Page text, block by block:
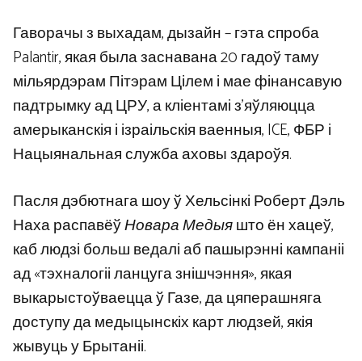
Гаворачы з выхадам, дызайн – гэта спроба
Palantir, якая была заснавана 20 гадоў таму
мільярдэрам Пітэрам Цілем і мае фінансавую
падтрымку ад ЦРУ, а кліентамі з’яўляюцца
амерыканскія і ізраільскія ваенныя, ICE, ФБР і
Нацыянальная служба аховы здароўя.
Пасля дэбютнага шоу ў Хельсінкі Роберт Дэль
Наха распавёўНовара Медыяшто ён хацеў,
каб людзі больш ведалі аб пашырэнні кампаніі
ад «тэхналогіі ланцуга знішчэння», якая
выкарыстоўваецца ў Газе, да цяперашняга
доступу да медыцынскіх карт людзей, якія
жывуць у Брытаніі.